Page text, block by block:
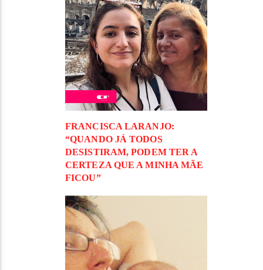
FRANCISCA LARANJO:
“QUANDO JÁ TODOS
DESISTIRAM, PODEM TER A
CERTEZA QUE A MINHA MÃE
FICOU”